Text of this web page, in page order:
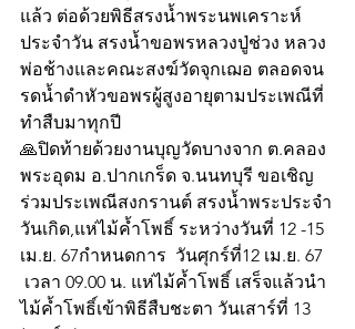
แล้ว ต่อด้วยพิธีสรงน้ำพระนพเคราะห์
ประจำวัน สรงน้ำขอพรหลวงปู่ช่วง หลวง
พ่อช้างและคณะสงฆ์วัดจุกเฌอ ตลอดจน
รดน้ำดำหัวขอพรผู้สูงอายุตามประเพณีที่
ทำสืบมาทุกปี
🙏ปิดท้ายด้วยงานบุญวัดบางจาก ต.คลอง
พระอุดม อ.ปากเกร็ด จ.นนทบุรี ขอเชิญ
ร่วมประเพณีสงกรานต์ สรงน้ำพระประจำ
วันเกิด,แห่ไม้ค้ำโพธิ์ ระหว่างวันที่ 12 -15
เม.ย. 67กำหนดการ  วันศุกร์ที่12 เม.ย. 67
เวลา 09.00 น. แห่ไม้ค้ำโพธิ์ เสร็จแล้วนำ
ไม้ค้ำโพธิ์เข้าพิธีสืบชะตา วันเสาร์ที่ 13